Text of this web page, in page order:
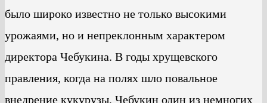
было широко известно не только высокими
урожаями, но и непреклонным характером
директора Чебукина. В годы хрущевского
правления, когда на полях шло повальное
внедрение кукурузы, Чебукин один из немногих